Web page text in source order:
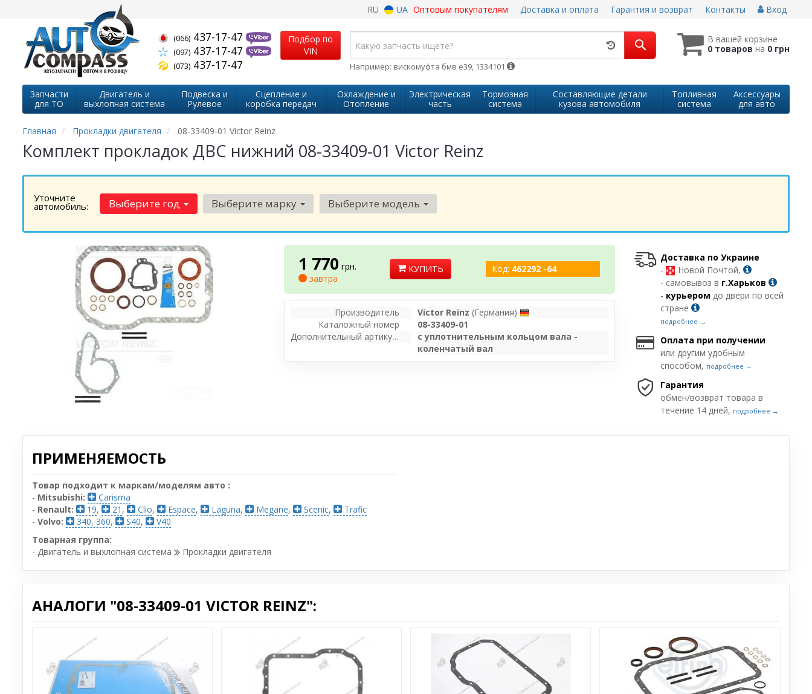
RU UA Оптовым покупателям Доставка и оплата Гарантия и возврат Контакты Вход
(066) 437-17-47
(097) 437-17-47
(073) 437-17-47
Подбор по
VIN
В вашей корзине
0 товаровна 0 грн
Например: вискомуфта бмв е39, 1334101
Запчасти
для ТО
Двигатель и
выхлопная система
Подвеска и
Рулевое
Сцепление и
коробка передач
Охлаждение и
Отопление
Электрическая
часть
Тормозная
система
Составляющие детали
кузова автомобиля
Топливная
система
Аксессуары
для авто
Главная Прокладки двигателя 08-33409-01 Victor Reinz
Комплект прокладок ДВС нижний 08-33409-01 Victor Reinz
Уточните
автомобиль: Выберите год Выберите марку Выберите модель
1 770 грн.
завтра
КУПИТЬ Код: 462292 -64
Производитель Victor Reinz (Германия)
Каталожный номер
08-33409-01
Дополнительный артикул / Дополнительная информация
с уплотнительным кольцом вала -
коленчатый вал
Доставка по Украине
-
Новой Почтой,
- самовывоз в г.Харьков
- курьером до двери по всей
стране
подробнее →
Оплата при получении
или другим удобным
способом, подробнее →
Гарантия
обмен/возврат товара в
течение 14 дней, подробнее →
ПРИМЕНЯЕМОСТЬ
Товар подходит к маркам/моделям авто :
- Mitsubishi:
Carisma
- Renault: 19, 21 , Clio, Espace, Laguna, Megane, Scenic,
Trafic
- Volvo: 340, 360, S40,
V40
Товарная группа:
- Двигатель и выхлопная система
Прокладки двигателя
АНАЛОГИ "08-33409-01 VICTOR REINZ":